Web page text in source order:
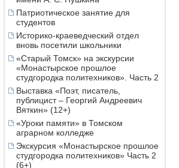
Патриотическое занятие для
студентов
Историко-краеведческий отдел
вновь посетили школьники
«Старый Томск» на экскурсии
«Монастырское прошлое
студгородка политехников». Часть 2
Выставка «Поэт, писатель,
публицист – Георгий Андреевич
Вяткин» (12+)
«Уроки памяти» в Томском
аграрном колледже
Экскурсия «Монастырское прошлое
студгородка политехников» Часть 2
(6+)